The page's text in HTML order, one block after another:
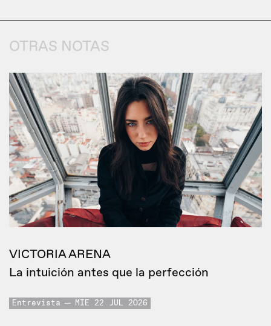
OTRAS NOTAS
VICTORIA ARENA
La intuición antes que la perfección
Entrevista MIE 22 JUL 2026